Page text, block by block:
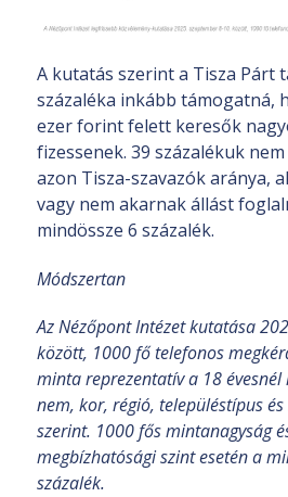
A kutatás szerint a Tisza Párt
százaléka inkább támogatná,
ezer forint felett keresők
fizessenek. 39 százalékuk
azon Tisza-szavazók aránya,
vagy nem akarnak állást
mindössze 6 százalék.
Módszertan
Az Nézőpont Intézet kutatása
között, 1000 fő telefonos
minta reprezentatív a 18
nem, kor, régió, településtípus
szerint. 1000 fős mintanagyság
megbízhatósági szint esetén a
százalék.